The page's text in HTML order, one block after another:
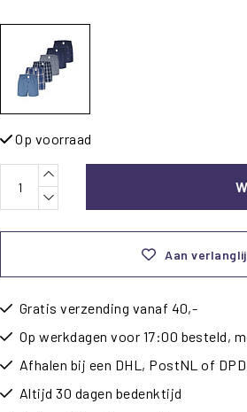
Op voorraad
Aan
Gratis verzending vanaf 40,-
Op werkdagen voor 17:00 besteld,
Afhalen bij een DHL, PostNL of
Altijd 30 dagen bedenktijd